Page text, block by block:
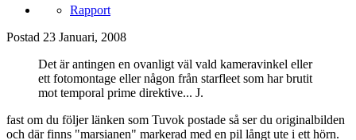
Rapport
Postad 23 Januari, 2008
Det är antingen en ovanligt väl vald kameravinkel eller
ett fotomontage eller någon från starfleet som har brutit
mot temporal prime direktive... J.
fast om du följer länken som Tuvok postade så ser du originalbilden
och där finns "marsianen" markerad med en pil långt ute i ett hörn.